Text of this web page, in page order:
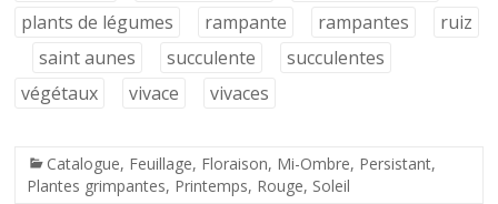
plants de légumes
rampante rampantes
ruiz
saint aunes
succulente
succulentes
végétaux
vivace vivaces
Catalogue, Feuillage, Floraison, Mi-Ombre, Persistant,
Plantes grimpantes, Printemps, Rouge, Soleil